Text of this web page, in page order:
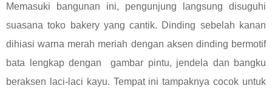
Memasuki bangunan ini, pengunjung langsung disuguhi
suasana toko bakery yang cantik. Dinding sebelah kanan
dihiasi warna merah meriah dengan aksen dinding bermotif
bata lengkap dengan gambar pintu, jendela dan bangku
beraksen laci-laci kayu. Tempat ini tampaknya cocok untuk